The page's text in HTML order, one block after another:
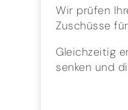
Wir prüfen
Zuschüsse
Gleichzeitig
senken und